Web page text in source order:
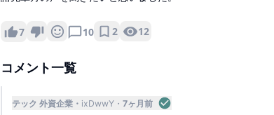
7 10 2 12
コメント一覧
テック 外資企業 ixDwwY 7ヶ月前